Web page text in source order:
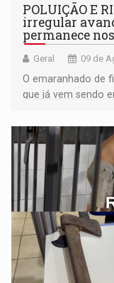
POLUIÇÃO E
irregular
permanece
Geral 09 de
O emaranhado de
que já vem sendo